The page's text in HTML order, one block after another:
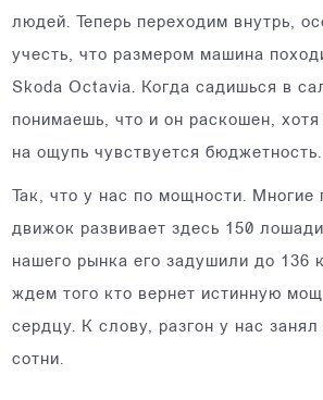
людей. Теперь переходим внутрь,
учесть, что размером машина
Skoda Octavia. Когда садишься в
понимаешь, что и он раскошен,
на ощупь чувствуется бюджетность.
Так, что у нас по мощности. Многие
движок развивает здесь 150
нашего рынка его задушили до 136
ждем того кто вернет истинную
сердцу. К слову, разгон у нас
сотни.